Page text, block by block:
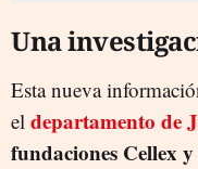
Una
Esta nueva
el departamento de
fundaciones Cellex